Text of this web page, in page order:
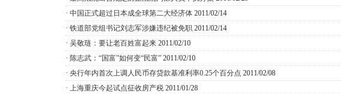
· 中国正式超过日本成全球第二大经济体 2011/02/14
· 铁道部党组书记刘志军涉嫌违纪被免职 2011/02/14
· 吴敬琏：要让老百姓富起来 2011/02/10
· 陈志武：“国富”如何变“民富” 2011/02/10
· 央行年内首次上调人民币存贷款基准利率0.25个百分点 2011/02/08
· 上海重庆今起试点征收房产税 2011/01/28